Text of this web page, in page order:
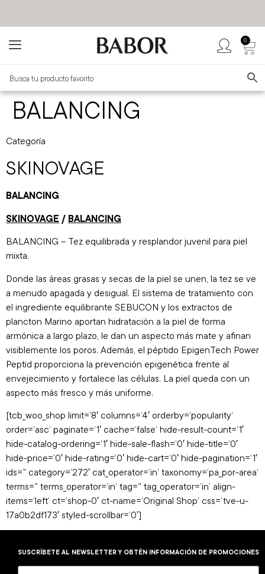
TIENDA OFICIAL
0
BALANCING
Categoría
SKINOVAGE
BALANCING
SKINOVAGE / BALANCING
BALANCING – Tez equilibrada y resplandor juvenil para piel
mixta.
Donde las áreas grasas y secas de la piel se unen, la tez se ve
a menudo apagada y desigual. El sistema de tratamiento con
el ingrediente equilibrante SEBUCON y los extractos de
plancton Marino aportan hidratación a la piel de forma
armónica a largo plazo, le dan un aspecto más mate y afinan
visiblemente los poros. Además, el péptido EpigenTech Power
Peptid proporciona la prevención epigenética frente al
envejecimiento y fortalece las células. La piel queda con un
aspecto más fresco y más uniforme.
[tcb_woo_shop limit=’8′ columns=’4′ orderby=’popularity’
order=’asc’ paginate=’1′ cache=’false’ hide-result-count=’1′
hide-catalog-ordering=’1′ hide-sale-flash=’0′ hide-title=’0′
hide-price=’0′ hide-rating=’0′ hide-cart=’0′ hide-pagination=’1′
ids=” category=’272′ cat_operator=’in’ taxonomy=’pa_por-area’
terms=” terms_operator=’in’ tag=” tag_operator=’in’ align-
items=’left’ ct=’shop-0′ ct-name=’Original Shop’ css=’tve-u-
17a0b2df173′ styled-scrollbar=’0′]
SUSCRÍBETE AL NEWSLETTER Y OBTÉN INFORMACIÓN DE PROMOCIONES